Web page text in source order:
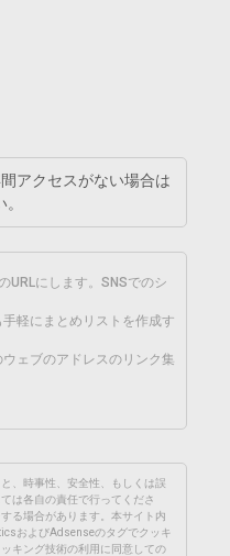
アクセスがない場合は
URLにします。SNSでのシ
軽にまとめリストを作成す
ェブのアドレスのリンク集
、時事性、安全性、もしくは誤
は各自の責任で行ってくださ
る場合があります。本サイト内
およびAdsenseのタグでクッキ
キング技術の利用に同意しての